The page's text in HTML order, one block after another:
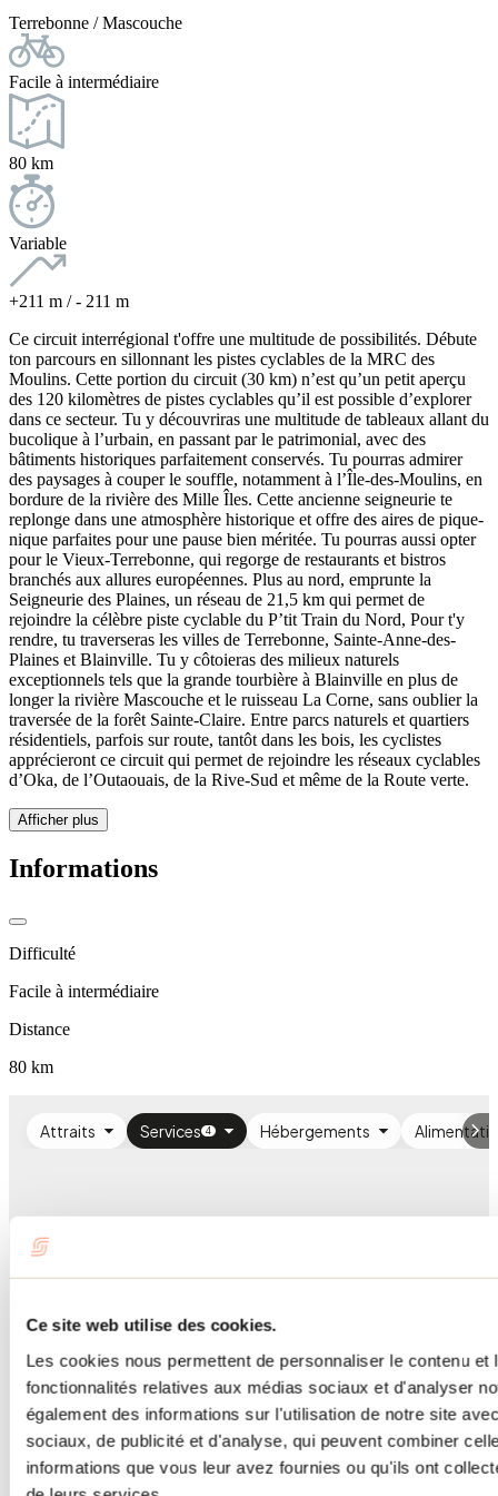
Ce site web utilise des cookies.
Les cookies nous permettent de personnaliser le contenu
fonctionnalités relatives aux médias sociaux et d'analyser
également des informations sur l'utilisation de notre site
sociaux, de publicité et d'analyse, qui peuvent combiner
informations que vous leur avez fournies ou qu'ils ont
Terrebonne / Mascouche
Facile à intermédiaire
80 km
Variable
+211 m / - 211 m
Ce circuit interrégional t'offre une multitude de possibilités. Débute
ton parcours en sillonnant les pistes cyclables de la MRC des
Moulins. Cette portion du circuit (30 km) n’est qu’un petit aperçu
des 120 kilomètres de pistes cyclables qu’il est possible d’explorer
dans ce secteur. Tu y découvriras une multitude de tableaux allant du
bucolique à l’urbain, en passant par le patrimonial, avec des
bâtiments historiques parfaitement conservés. Tu pourras admirer
des paysages à couper le souffle, notamment à l’Île-des-Moulins, en
bordure de la rivière des Mille Îles. Cette ancienne seigneurie te
replonge dans une atmosphère historique et offre des aires de pique-
nique parfaites pour une pause bien méritée. Tu pourras aussi opter
pour le Vieux-Terrebonne, qui regorge de restaurants et bistros
branchés aux allures européennes. Plus au nord, emprunte la
Seigneurie des Plaines, un réseau de 21,5 km qui permet de
rejoindre la célèbre piste cyclable du P’tit Train du Nord, Pour t'y
rendre, tu traverseras les villes de Terrebonne, Sainte-Anne-des-
Plaines et Blainville. Tu y côtoieras des milieux naturels
exceptionnels tels que la grande tourbière à Blainville en plus de
longer la rivière Mascouche et le ruisseau La Corne, sans oublier la
traversée de la forêt Sainte-Claire. Entre parcs naturels et quartiers
résidentiels, parfois sur route, tantôt dans les bois, les cyclistes
apprécieront ce circuit qui permet de rejoindre les réseaux cyclables
d’Oka, de l’Outaouais, de la Rive-Sud et même de la Route verte.
Afficher plus
Informations
Difficulté
Facile à intermédiaire
Distance
80 km